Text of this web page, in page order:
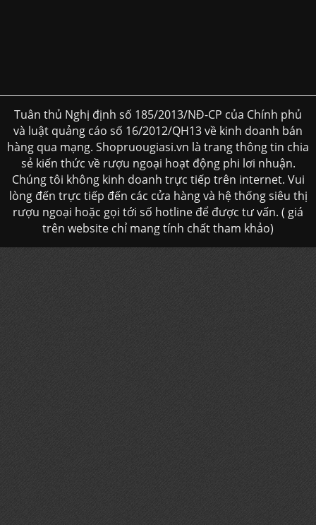
Tuân thủ Nghị định số 185/2013/NĐ-CP của Chính phủ
và luật quảng cáo số 16/2012/QH13 về kinh doanh bán
hàng qua mạng. Shopruougiasi.vn là trang thông tin chia
sẻ kiến thức về rượu ngoại hoạt động phi lơi nhuận.
Chúng tôi không kinh doanh trực tiếp trên internet. Vui
lòng đến trực tiếp đến các cửa hàng và hệ thống siêu thị
rượu ngoại hoặc gọi tới số hotline để được tư vấn. ( giá
trên website chỉ mang tính chất tham khảo)